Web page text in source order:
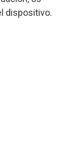
dispositivo.